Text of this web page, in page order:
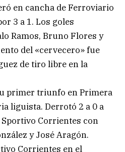
en cancha de Ferroviario
3 a 1. Los goles
Ramos, Bruno Flores y
del «cervecero» fue
de tiro libre en la
primer triunfo en Primera
liguista. Derrotó 2 a 0 a
Corrientes con
y José Aragón.
Corrientes en el